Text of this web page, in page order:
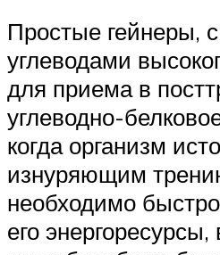
Простые гейнеры,
углеводами
для приема в
углеводно-
когда организм
изнуряющим
необходимо
его